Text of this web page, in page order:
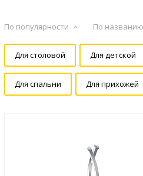
По популярности По названию
Для столовой Для детской
Для спальни Для прихожей